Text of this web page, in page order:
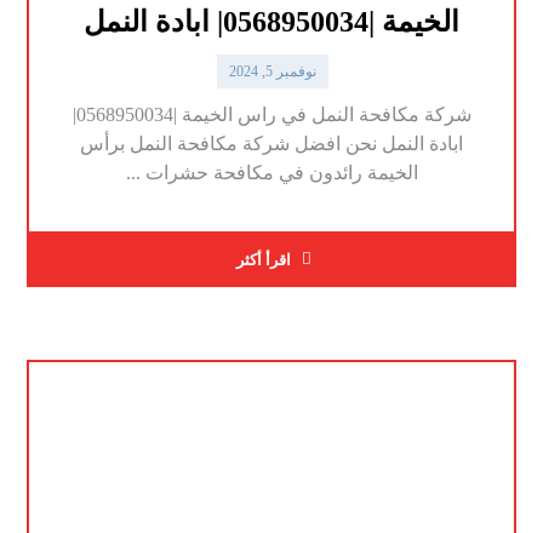
الخيمة |0568950034| ابادة النمل
نوفمبر 5, 2024
شركة مكافحة النمل في راس الخيمة |0568950034|
ابادة النمل نحن افضل شركة مكافحة النمل برأس
الخيمة رائدون في مكافحة حشرات ...
اقرأ أكثر